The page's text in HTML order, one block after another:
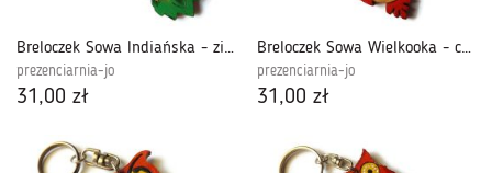
Breloczek Sowa Indiańska - zieleń jasna
prezenciarnia-jo
31,00 zł
Breloczek Sowa Wielkooka - czerwona
prezenciarnia-jo
31,00 zł